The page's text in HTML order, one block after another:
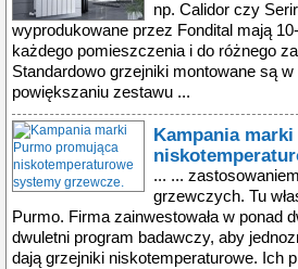
np. Calidor czy
wyprodukowane przez Fondital mają
każdego pomieszczenia i do różnego
Standardowo grzejniki montowane są
powiększaniu zestawu ...
Kampania
... ...
grzewczych. Tu
Purmo. Firma zainwestowała w ponad
dwuletni program badawczy, aby
dają grzejniki niskotemperaturowe. Ich